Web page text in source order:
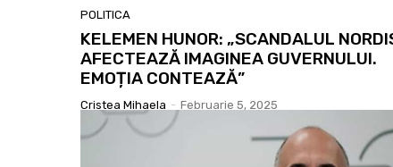
POLITICA
KELEMEN HUNOR: „SCANDALUL
AFECTEAZĂ IMAGINEA GUVERNULUI.
EMOȚIA CONTEAZĂ”
Cristea Mihaela - Februarie 5, 2025